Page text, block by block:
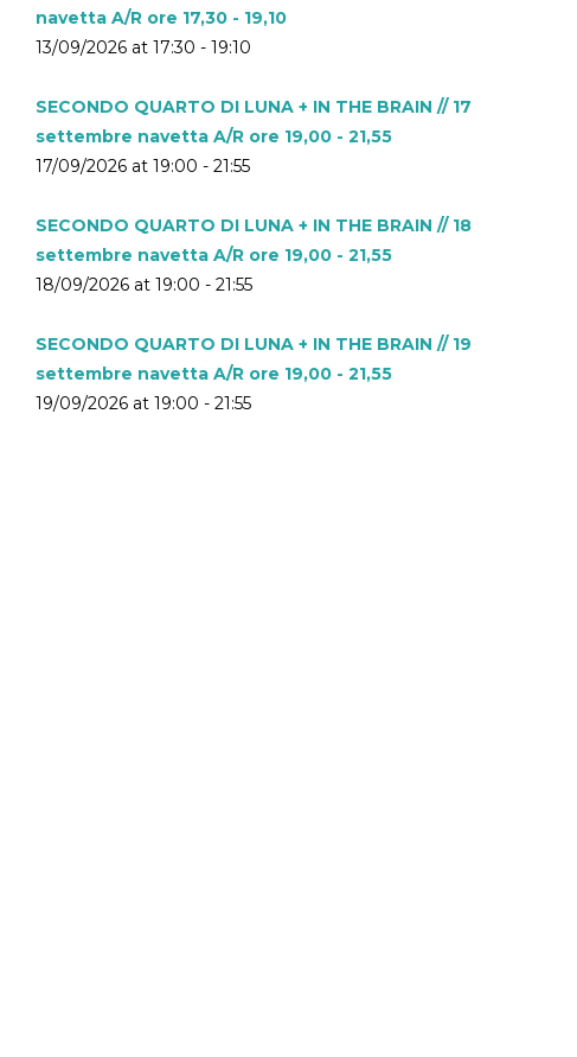
navetta A/R ore 17,30 - 19,10
13/09/2026 at 17:30 - 19:10
SECONDO QUARTO DI LUNA + IN THE BRAIN // 17
settembre navetta A/R ore 19,00 - 21,55
17/09/2026 at 19:00 - 21:55
SECONDO QUARTO DI LUNA + IN THE BRAIN // 18
settembre navetta A/R ore 19,00 - 21,55
18/09/2026 at 19:00 - 21:55
SECONDO QUARTO DI LUNA + IN THE BRAIN // 19
settembre navetta A/R ore 19,00 - 21,55
19/09/2026 at 19:00 - 21:55